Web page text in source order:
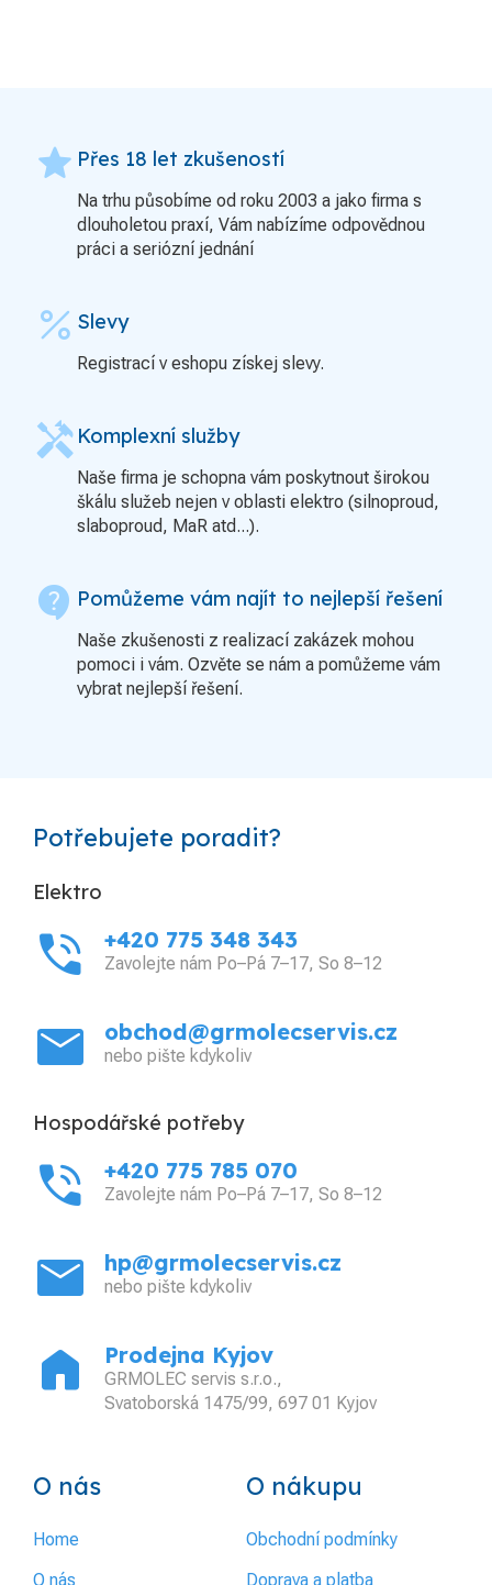
grade Přes 18 let zkušeností
Na trhu působíme od roku 2003 a jako firma s
dlouholetou praxí, Vám nabízíme odpovědnou
práci a seriózní jednání
percent Slevy
Registrací v eshopu získej slevy.
handyman Komplexní služby
Naše firma je schopna vám poskytnout širokou
škálu služeb nejen v oblasti elektro (silnoproud,
slaboproud, MaR atd...).
contact_support Pomůžeme vám najít to nejlepší řešení
Naše zkušenosti z realizací zakázek mohou
pomoci i vám. Ozvěte se nám a pomůžeme vám
vybrat nejlepší řešení.
Potřebujete poradit?
Elektro
phone_in_talk +420 775 348 343
Zavolejte nám Po–Pá 7–17, So 8–12
mail obchod@grmolecservis.cz
nebo pište kdykoliv
Hospodářské potřeby
phone_in_talk +420 775 785 070
Zavolejte nám Po–Pá 7–17, So 8–12
mail hp@grmolecservis.cz
nebo pište kdykoliv
home Prodejna Kyjov
GRMOLEC servis s.r.o.,
Svatoborská 1475/99, 697 01 Kyjov
O nás
Home
O nás
O nákupu
Obchodní podmínky
Doprava a platba